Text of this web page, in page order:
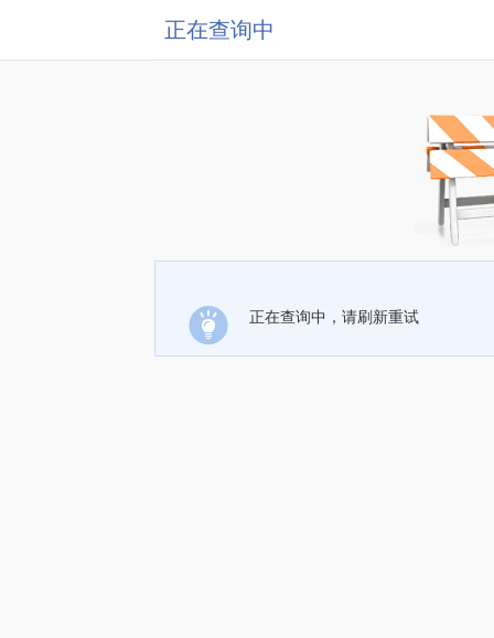
正在查询中
正在查询中，请刷新重试